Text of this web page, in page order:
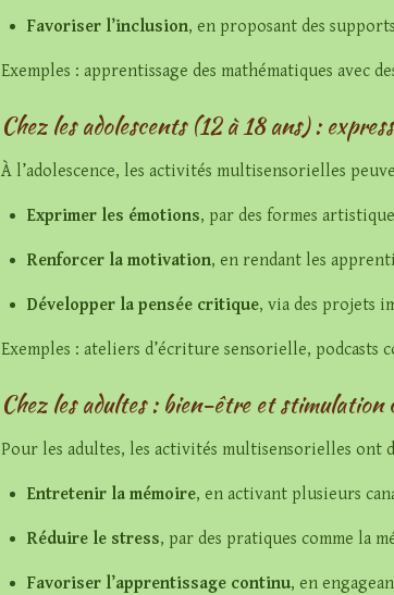
Favoriser l’inclusion, en proposant des
Exemples : apprentissage des mathématiques
Chez les adolescents (12 à 18 ans) :
À l’adolescence, les activités multisensorielles
Exprimer les émotions, par des formes
Renforcer la motivation, en rendant les
Développer la pensée critique, via des projets
Exemples : ateliers d’écriture sensorielle,
Chez les adultes : bien-être et stimulation
Pour les adultes, les activités multisensorielles ont
Entretenir la mémoire, en activant plusieurs
Réduire le stress, par des pratiques comme la
Favoriser l’apprentissage continu, en